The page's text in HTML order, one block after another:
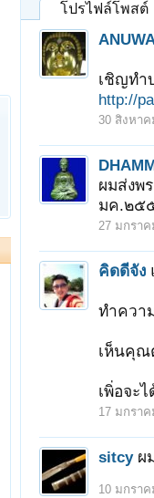
โปรไฟล์โพสต์
เชิญทำ
http://
30 สิงหาค
ผมส่งพ
มค.๒๕
27 มกราค
คิดดีจัง
ทำควา
เห็นคุณ
เพิ่อจะ
17 มกราค
sitcy ผ
10 มกราค